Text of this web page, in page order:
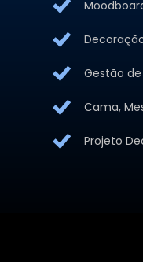
Gestão
Cama,
Projeto